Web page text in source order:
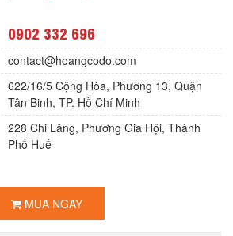
0902 332 696
contact@hoangcodo.com
622/16/5 Cộng Hòa, Phường 13, Quận
Tân Binh, TP. Hồ Chí Minh
228 Chi Lăng, Phường Gia Hội, Thành
Phố Huế
MUA NGAY